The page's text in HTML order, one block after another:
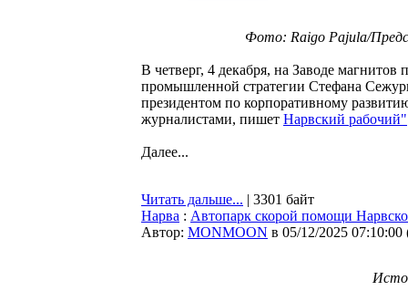
Фото: Raigo Pajula/
В четверг, 4 декабря, на Заводе
промышленной стратегии Стефана
президентом по корпоративному
журналистами, пишет Нарвский рабочий"
Далее...
Читать дальше... | 3301 байт
Нарва : Автопарк скорой помощи
Автор: MONMOON в 05/12/2025 07:10:00